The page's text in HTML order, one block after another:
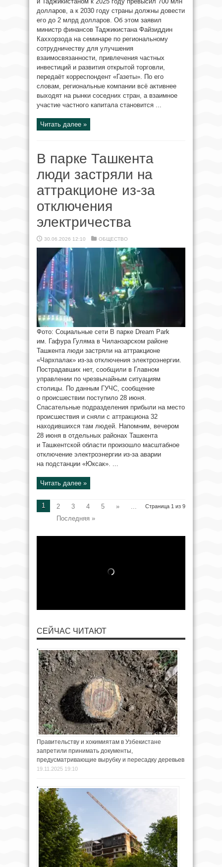
долларов, а к 2030 году страны должны довести
его до 2 млрд долларов. Об этом заявил
министр финансов Таджикистана Файзиддин
Каххорзода на семинаре по региональному
сотрудничеству для улучшения
взаимосвязанности, привлечения частных
инвестиций и развития открытой торговли,
передаёт корреспондент «Газеты». По его
словам, региональные компании всё активнее
выходят на рынки соседних стран, а взаимное
участие частного капитала становится ...
Читать далее »
В парке Ташкента
люди застряли на
аттракционе из-за
отключения
электричества
30.06.2026 12:10 ОБЩЕСТВО
Фото: Социальные сети В парке Dream Park
им. Гафура Гуляма в Чиланзарском районе
Ташкента люди застряли на аттракционе
«Чархпалак» из-за отключения электроэнергии.
Пострадавших нет, сообщили в Главном
управлении по чрезвычайным ситуациям
столицы. По данным ГУЧС, сообщение
о происшествии поступило 28 июня.
Спасательные подразделения прибыли на место
происшествия и сняли с аттракциона 32
находившихся там людей. Напомним, вечером
28 июня в отдельных районах Ташкента
и Ташкентской области произошло масштабное
отключение электроэнергии из-за аварии
на подстанции «Юксак». ...
Читать далее »
Страница 1 из 9
1 2 3 4 5 »
...
Последняя »
СЕЙЧАС ЧИТАЮТ
Правительству и хокимиятам в Узбекистане
запретили принимать документы,
предусматривающие вырубку и пересадку деревьев
19.11.2025 19:10